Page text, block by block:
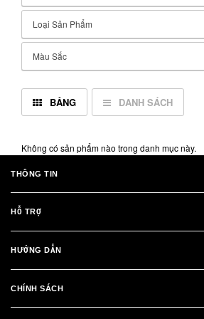
Loại Sản Phẩm
Màu Sắc
BẢNG DANH SÁCH
Không có sản phẩm nào trong danh mục này.
THÔNG TIN
HỖ TRỢ
HƯỚNG DẪN
CHÍNH SÁCH